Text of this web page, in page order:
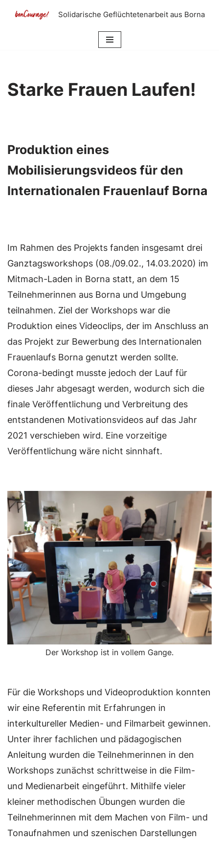
Solidarische Geflüchtetenarbeit aus Borna
Starke Frauen Laufen!
Produktion eines
Mobilisierungsvideos für den
Internationalen Frauenlauf Borna
Im Rahmen des Projekts fanden insgesamt drei
Ganztagsworkshops (08./09.02., 14.03.2020) im
Mitmach-Laden in Borna statt, an dem 15
Teilnehmerinnen aus Borna und Umgebung
teilnahmen. Ziel der Workshops war die
Produktion eines Videoclips, der im Anschluss an
das Projekt zur Bewerbung des Internationalen
Frauenlaufs Borna genutzt werden sollte.
Corona-bedingt musste jedoch der Lauf für
dieses Jahr abgesagt werden, wodurch sich die
finale Veröffentlichung und Verbreitung des
entstandenen Motivationsvideos auf das Jahr
2021 verschieben wird. Eine vorzeitige
Veröffentlichung wäre nicht sinnhaft.
Der Workshop ist in vollem Gange.
Für die Workshops und Videoproduktion konnten
wir eine Referentin mit Erfahrungen in
interkultureller Medien- und Filmarbeit gewinnen.
Unter ihrer fachlichen und pädagogischen
Anleitung wurden die Teilnehmerinnen in den
Workshops zunächst schrittweise in die Film-
und Medienarbeit eingeführt. Mithilfe vieler
kleiner methodischen Übungen wurden die
Teilnehmerinnen mit dem Machen von Film- und
Tonaufnahmen und szenischen Darstellungen